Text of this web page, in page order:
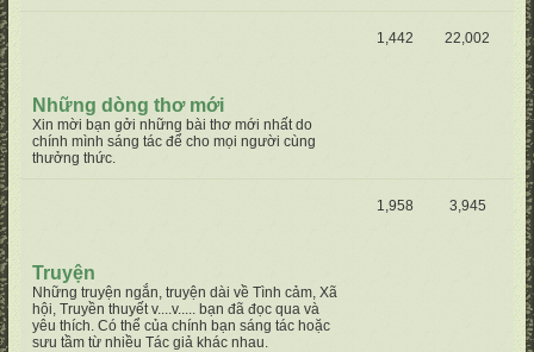
Những dòng thơ mới
Xin mời bạn gởi những bài thơ mới nhất do
chính mình sáng tác để cho mọi người cùng
thưởng thức.
1,442 22,002
Truyện
Những truyện ngắn, truyện dài về Tình cảm, Xã
hội, Truyền thuyết v....v..... bạn đã đọc qua và
yêu thích. Có thể của chính bạn sáng tác hoặc
sưu tầm từ nhiều Tác giả khác nhau.
1,958 3,945